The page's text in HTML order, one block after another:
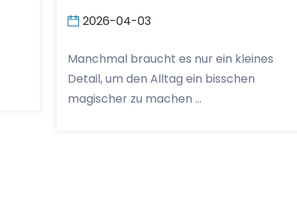
2026-04-03
Manchmal braucht es nur ein kleines
Detail, um den Alltag ein bisschen
magischer zu machen …